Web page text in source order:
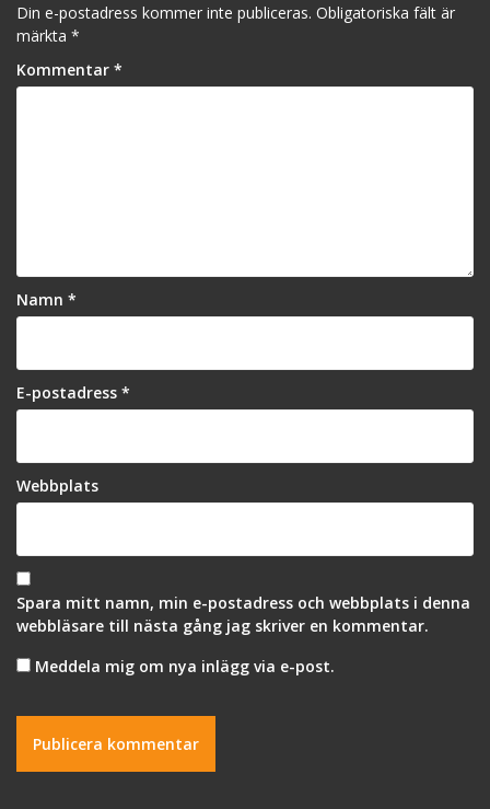
Din e-postadress kommer inte publiceras. Obligatoriska fält är
märkta *
Kommentar *
Namn *
E-postadress *
Webbplats
Spara mitt namn, min e-postadress och webbplats i denna
webbläsare till nästa gång jag skriver en kommentar.
Meddela mig om nya inlägg via e-post.